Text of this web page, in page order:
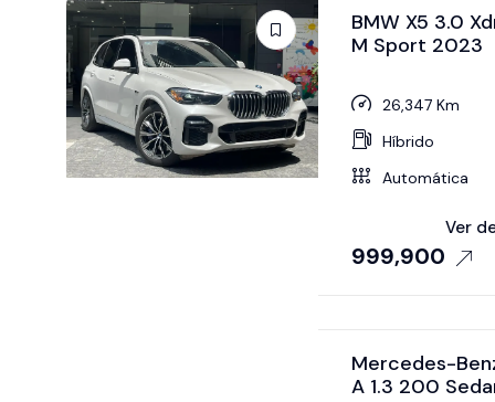
BMW X5 3.0
M Sport 2023
26,347 Km
Híbrido
Automática
999,900
Ver
Mercedes-
A 1.3 200